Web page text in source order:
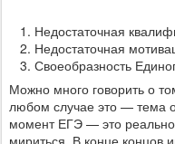
Недостаточная
Недостаточная
Своеобразность
Можно много говорить о
любом случае это — тема
момент ЕГЭ — это
мириться. В конце концов